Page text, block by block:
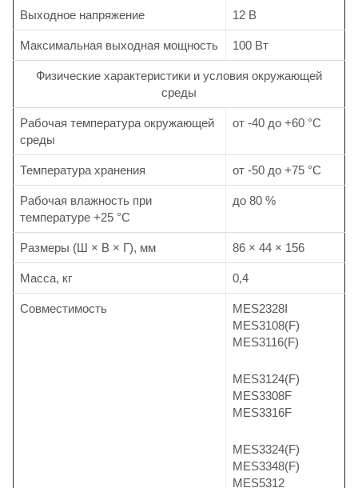
Выходное напряжение 12 В
Максимальная выходная мощность 100 Вт
Физические характеристики и условия окружающей
среды
Рабочая температура окружающей
среды
от -40 до +60 °С
Температура хранения от -50 до +75 °С
Рабочая влажность при
температуре +25 °С
до 80 %
Размеры (Ш × В × Г), мм 86 × 44 × 156
Масса, кг 0,4
Совместимость
MES2328I
MES3108(F)
MES3116(F)
MES3124(F)
MES3308F
MES3316F
MES3324(F)
MES3348(F)
MES5312